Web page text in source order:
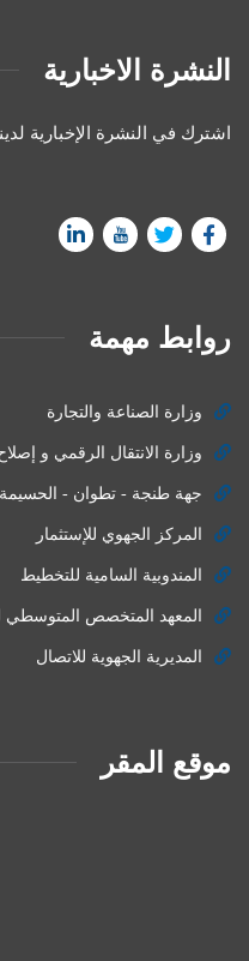
النشرة الاخبارية
اشترك في النشرة الإخبارية
روابط مهمة
وزارة الصناعة والتجارة
وزارة الانتقال الرقمي و إصلاح
جهة طنجة - تطوان - الحسيمة
المركز الجهوي للإستثمار
المندوبية السامية للتخطيط
المعهد المتخصص المتوسطي
المديرية الجهوية للاتصال
موقع المقر